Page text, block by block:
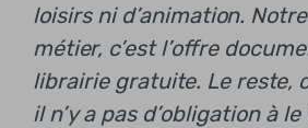
loisirs ni d’animation.
métier, c’est l’offre
librairie gratuite. Le reste,
il n’y a pas d’obligation à